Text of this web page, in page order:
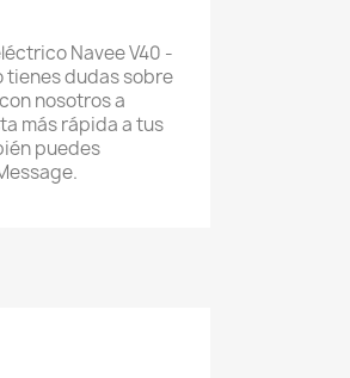
Navee V40 -
tienes dudas sobre
nosotros a
más rápida a tus
puedes